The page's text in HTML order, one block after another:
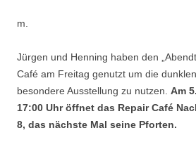
m.
Jürgen und Henning haben den
Café am Freitag genutzt um die
besondere Ausstellung zu nutzen. Am
17:00 Uhr öffnet das Repair Café
8, das nächste Mal seine Pforten.